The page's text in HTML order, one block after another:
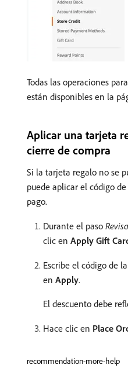
Todas las operaciones
están disponibles en la
Aplicar una tarjeta
cierre de compra
Si la tarjeta regalo no se
puede aplicar el código
pago.
Durante el paso
clic en Apply Gift
Escribe el código de
en Apply.
El descuento debe
Hace clic en Place
recommendation-more-help